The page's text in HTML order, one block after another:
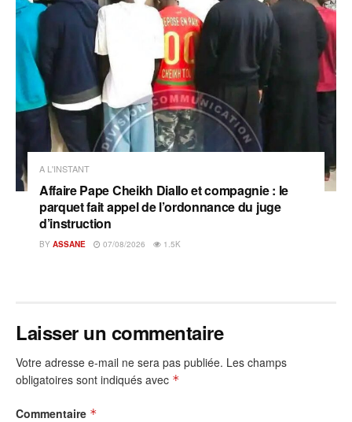
A L'INSTANT
Affaire Pape Cheikh Diallo et compagnie : le
parquet fait appel de l’ordonnance du juge
d’instruction
BY ASSANE 07/08/2026 1.5K
Laisser un commentaire
Votre adresse e-mail ne sera pas publiée. Les champs
obligatoires sont indiqués avec *
Commentaire *